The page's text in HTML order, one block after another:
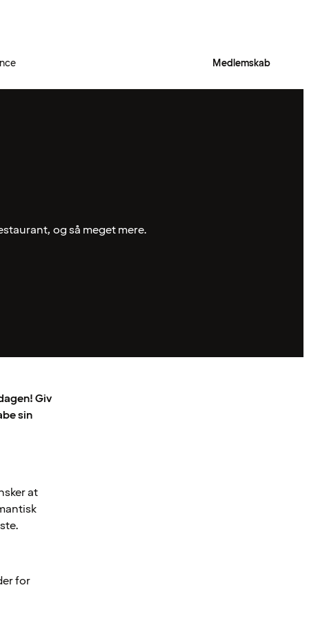
Medlemskab
og så meget mere.
Giv
sin
at
for